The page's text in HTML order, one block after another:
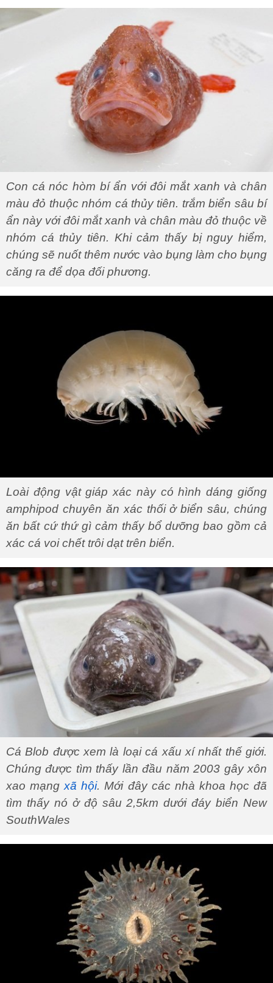
Con cá nóc hòm bí ẩn với đôi mắt xanh và chân
màu đỏ thuộc nhóm cá thủy tiên. trắm biển sâu bí
ẩn này với đôi mắt xanh và chân màu đỏ thuộc về
nhóm cá thủy tiên. Khi cảm thấy bị nguy hiểm,
chúng sẽ nuốt thêm nước vào bụng làm cho bụng
căng ra để dọa đối phương.
Loài động vật giáp xác này có hình dáng giống
amphipod chuyên ăn xác thối ở biển sâu, chúng
ăn bất cứ thứ gì cảm thấy bổ dưỡng bao gồm cả
xác cá voi chết trôi dạt trên biển.
Cá Blob được xem là loại cá xấu xí nhất thế giới.
Chúng được tìm thấy lần đầu năm 2003 gây xôn
xao mạngxã hội. Mới đây các nhà khoa học đã
tìm thấy nó ở độ sâu 2,5km dưới đáy biển New
SouthWales